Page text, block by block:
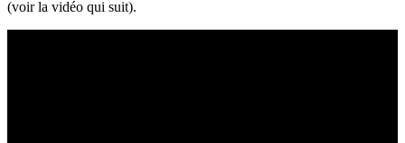
(voir la vidéo qui suit).